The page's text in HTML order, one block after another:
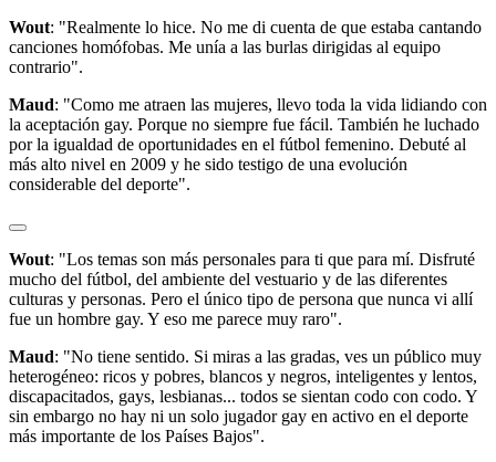
Wout: "Realmente lo hice. No me di cuenta de que estaba cantando
canciones homófobas. Me unía a las burlas dirigidas al equipo
contrario".
Maud: "Como me atraen las mujeres, llevo toda la vida lidiando con
la aceptación gay. Porque no siempre fue fácil. También he luchado
por la igualdad de oportunidades en el fútbol femenino. Debuté al
más alto nivel en 2009 y he sido testigo de una evolución
considerable del deporte".
Wout: "Los temas son más personales para ti que para mí. Disfruté
mucho del fútbol, del ambiente del vestuario y de las diferentes
culturas y personas. Pero el único tipo de persona que nunca vi allí
fue un hombre gay. Y eso me parece muy raro".
Maud: "No tiene sentido. Si miras a las gradas, ves un público muy
heterogéneo: ricos y pobres, blancos y negros, inteligentes y lentos,
discapacitados, gays, lesbianas... todos se sientan codo con codo. Y
sin embargo no hay ni un solo jugador gay en activo en el deporte
más importante de los Países Bajos".